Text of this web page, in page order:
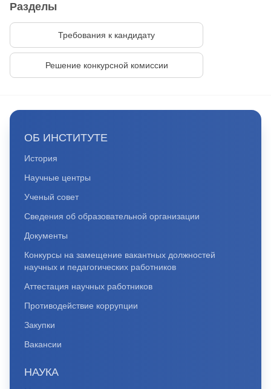
Разделы
Требования к кандидату
Решение конкурсной комиссии
ОБ ИНСТИТУТЕ
История
Научные центры
Ученый совет
Сведения об образовательной организации
Документы
Конкурсы на замещение вакантных должностей
научных и педагогических работников
Аттестация научных работников
Противодействие коррупции
Закупки
Вакансии
НАУКА